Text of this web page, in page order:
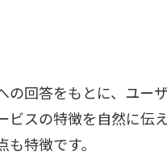
回答をもとに、ユー
スの特徴を自然に伝
特徴です。